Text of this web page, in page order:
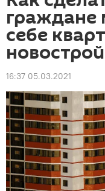
граждане
себе
16:37 05.03.2021